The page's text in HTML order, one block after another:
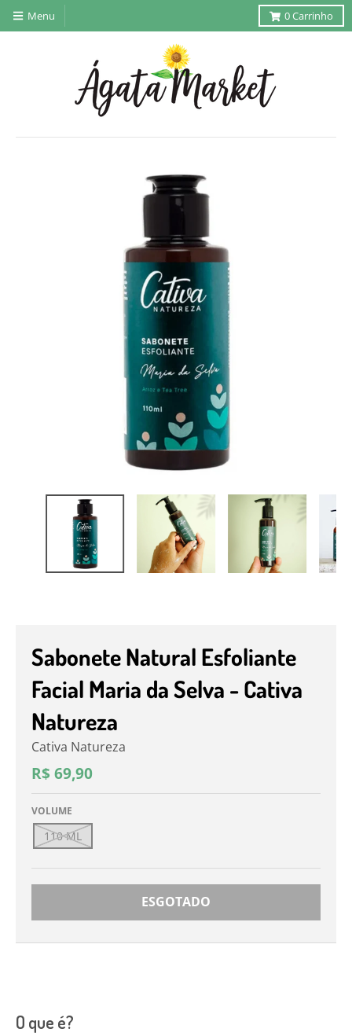
Menu 0Carrinho
Sabonete Natural Esfoliante
Facial Maria da Selva - Cativa
Natureza
Cativa Natureza
R$ 69,90
VOLUME
110 ML
ESGOTADO
O que é?